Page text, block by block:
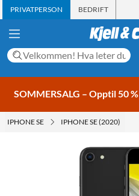
PRIVATPERSON BEDRIFT
SOMMERSALG – Opptil 50 %
IPHONE SE IPHONE SE (2020)